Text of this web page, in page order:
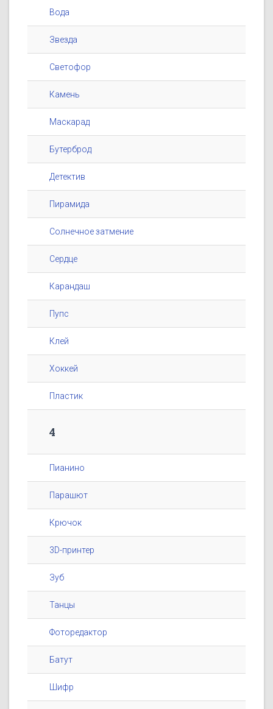
Вода
Звезда
Светофор
Камень
Маскарад
Бутерброд
Детектив
Пирамида
Солнечное затмение
Сердце
Карандаш
Пупс
Клей
Хоккей
Пластик
4
Пианино
Парашют
Крючок
3D-принтер
Зуб
Танцы
Фоторедактор
Батут
Шифр